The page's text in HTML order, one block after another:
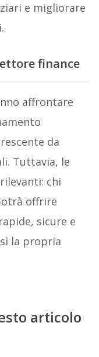
e migliorare
finance
affrontare
da
Tuttavia, le
chi
offrire
sicure e
la propria
articolo